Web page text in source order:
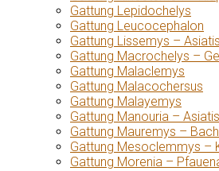
Gattung Lepidochelys
Gattung Leucocephalon
Gattung Lissemys –
Gattung Macrochelys –
Gattung Malaclemys
Gattung Malacochersus
Gattung Malayemys
Gattung Manouria –
Gattung Mauremys –
Gattung Mesoclemmys –
Gattung Morenia –